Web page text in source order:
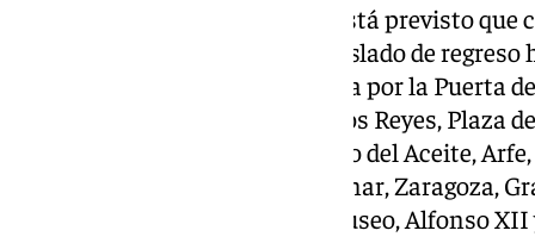
El acto del piadoso Vía Crucis está previsto
finalización, se procederá al traslado de
con el siguiente recorrido: Salida por la Puerta
continuar por Plaza Virgen de los Reyes, Plaza
González, Almirantazgo, Postigo del Aceite,
Plaza de Molviedro, Doña Guiomar, Zaragoza,
Miguel de Carvajal, Plaza del Museo, Alfonso